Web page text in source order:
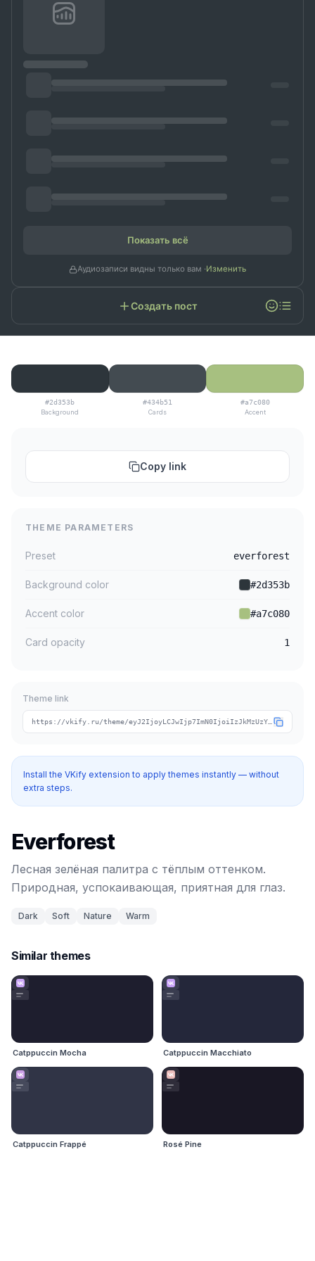
Показать всё
Аудиозаписи видны только вам ·Изменить
Создать пост
Everforest
Лесная зелёная палитра с тёплым оттенком.
Природная, успокаивающая, приятная для глаз.
Dark Soft Nature Warm
Similar themes
Catppuccin Mocha Catppuccin Macchiato
Catppuccin Frappé Rosé Pine
#2d353b
Background
#434b51
Cards
#a7c080
Accent
Copy link
THEME PARAMETERS
Preset everforest
Background color #2d353b
Accent color #a7c080
Card opacity 1
Theme link
Install the VKify extension to apply themes instantly — without
extra steps.